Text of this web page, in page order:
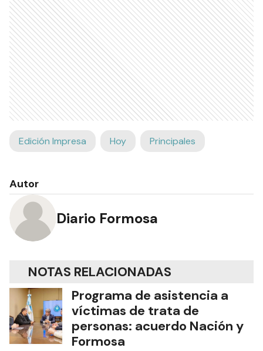
Edición Impresa Hoy Principales
Autor
Diario Formosa
NOTAS RELACIONADAS
Programa de asistencia a
víctimas de trata de
personas: acuerdo Nación y
Formosa